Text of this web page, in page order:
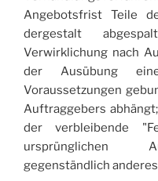
Angebotsfrist Teile
dergestalt
Verwirklichung nach
der Ausübung
Voraussetzungen
Auftraggebers
der verbleibende
ursprünglichen
gegenständlich